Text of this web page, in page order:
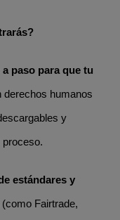
paso para que tu
humanos
y
estándares y
Fairtrade,